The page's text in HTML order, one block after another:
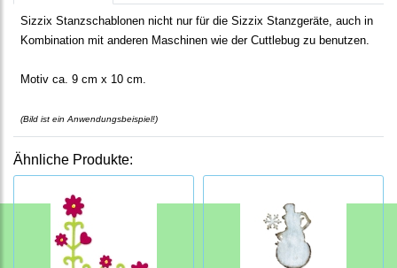
Sizzix Stanzschablonen nicht nur für die Sizzix Stanzgeräte, auch in
Kombination mit anderen Maschinen wie der Cuttlebug zu benutzen.
Motiv ca. 9 cm x 10 cm.
(Bild ist ein Anwendungsbeispiel!)
Ähnliche Produkte: